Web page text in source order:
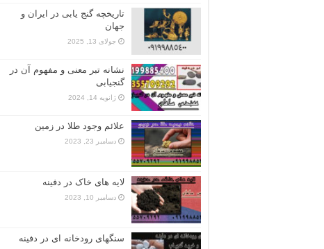
تاریخچه گنج‌ یابی در ایران و
جهان
جولای 13, 2025
نشانه تبر معنی و مفهوم آن در
گنجیابی
ژانویه 14, 2024
علائم وجود طلا در زمین
دسامبر 23, 2023
لایه های خاک در دفینه
دسامبر 10, 2023
سنگهای رودخانه ای در دفینه